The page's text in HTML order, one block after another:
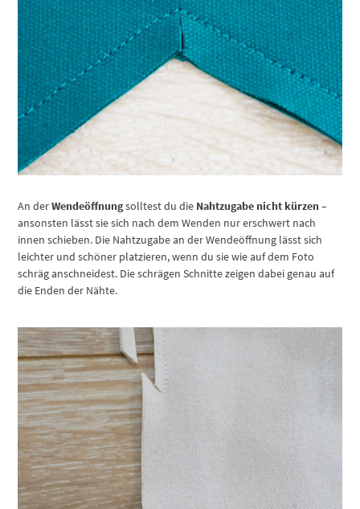
An derWendeöffnungsolltest du die Nahtzugabe nicht kürzen–
ansonsten lässt sie sich nach dem Wenden nur erschwert nach
innen schieben. Die Nahtzugabe an der Wendeöffnung lässt sich
leichter und schöner platzieren, wenn du sie wie auf dem Foto
schräg anschneidest. Die schrägen Schnitte zeigen dabei genau auf
die Enden der Nähte.